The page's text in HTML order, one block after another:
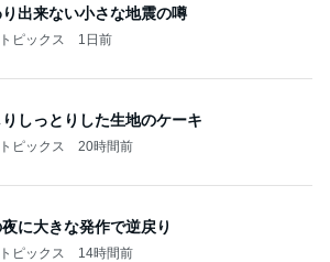
り出来ない小さな地震の噂
ピックス 1日前
しっとりした生地のケーキ
ピックス 20時間前
に大きな発作で逆戻り
ピックス 14時間前